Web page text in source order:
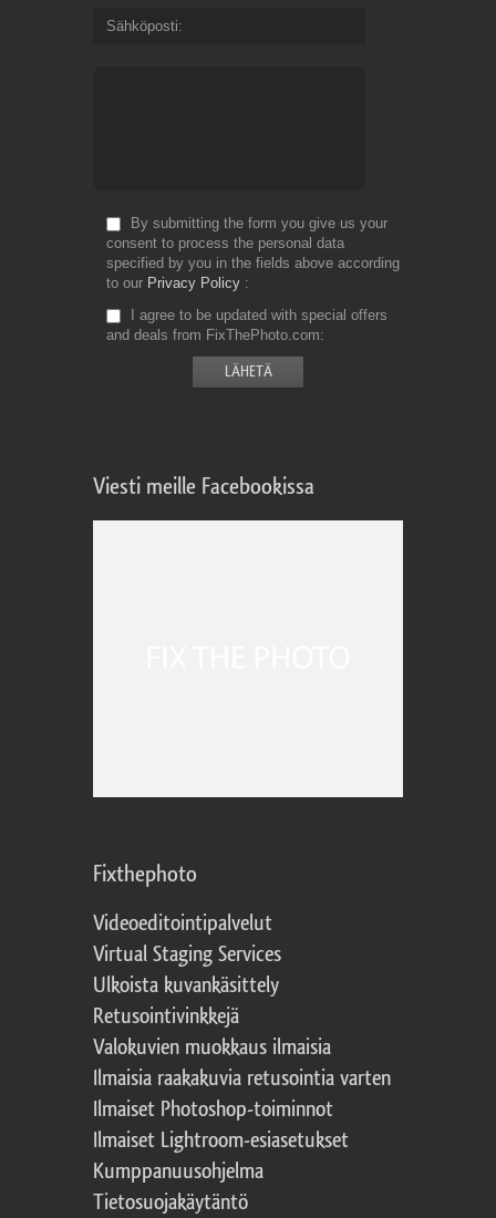
Sähköposti
By submitting the form you give us your
consent to process the personal data
specified by you in the fields above according
to our Privacy Policy
I agree to be updated with special offers
and deals from FixThePhoto.com
Viesti meille Facebookissa
Fixthephoto
Videoeditointipalvelut
Virtual Staging Services
Ulkoista kuvankäsittely
Retusointivinkkejä
Valokuvien muokkaus ilmaisia
Ilmaisia raakakuvia retusointia varten
Ilmaiset Photoshop-toiminnot
Ilmaiset Lightroom-esiasetukset
Kumppanuusohjelma
Tietosuojakäytäntö